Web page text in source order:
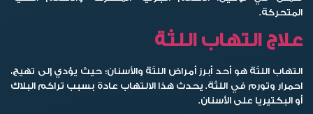
المتحركة.
علاج التهاب اللثة
التهاب اللثة هو أحد أبرز أمراض اللثة والأسنان؛ حيث يؤدي إلى تهيج،
احمرار وتورم في اللثة. يحدث هذا الالتهاب عادة بسبب تراكم البلاك
أو البكتيريا على الأسنان.